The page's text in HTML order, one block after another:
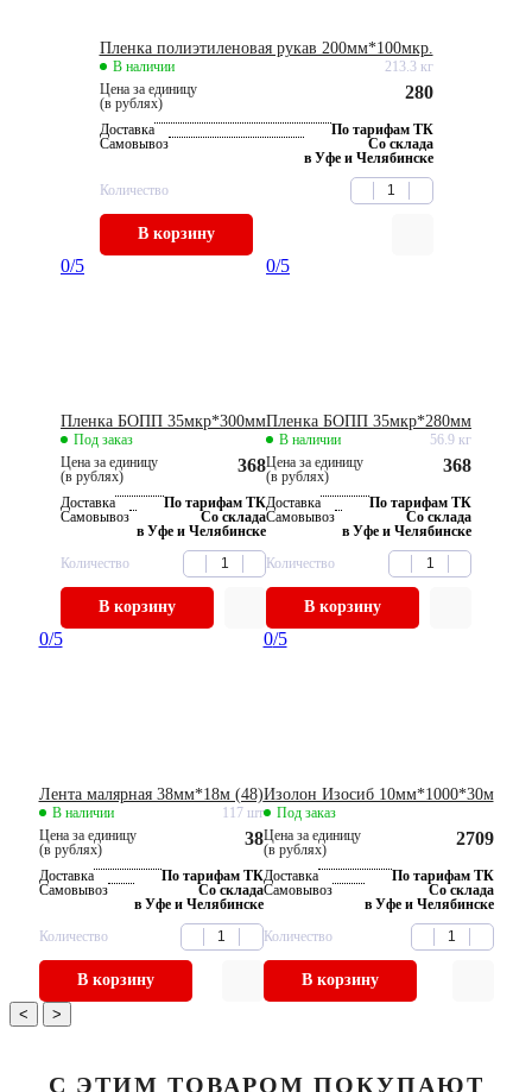
Пленка полиэтиленовая рукав 200мм*100мкр.
В наличии
213.3 кг
Цена за единицу
(в рублях)
280
Доставка
По тарифам ТК
Самовывоз
Со склада
в Уфе и Челябинске
Количество
В корзину
0/5
Пленка БОПП 35мкр*300мм
Под заказ
Цена за единицу
(в рублях)
368
Доставка
По тарифам ТК
Самовывоз
Со склада
в Уфе и Челябинске
Количество
В корзину
0/5
Пленка БОПП 35мкр*280мм
В наличии
56.9 кг
Цена за единицу
(в рублях)
368
Доставка
По тарифам ТК
Самовывоз
Со склада
в Уфе и Челябинске
Количество
В корзину
0/5
Лента малярная 38мм*18м (48)
В наличии
117 шт
Цена за единицу
(в рублях)
38
Доставка
По тарифам ТК
Самовывоз
Со склада
в Уфе и Челябинске
Количество
В корзину
0/5
Изолон Изосиб 10мм*1000*30м
Под заказ
Цена за единицу
(в рублях)
2709
Доставка
По тарифам ТК
Самовывоз
Со склада
в Уфе и Челябинске
Количество
В корзину
<
>
С ЭТИМ ТОВАРОМ ПОКУПАЮТ